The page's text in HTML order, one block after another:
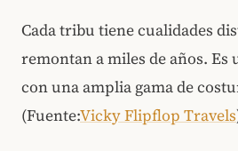
Cada tribu tiene cualidades
remontan a miles de años. Es
con una amplia gama de
(Fuente:Vicky Flipflop Travels